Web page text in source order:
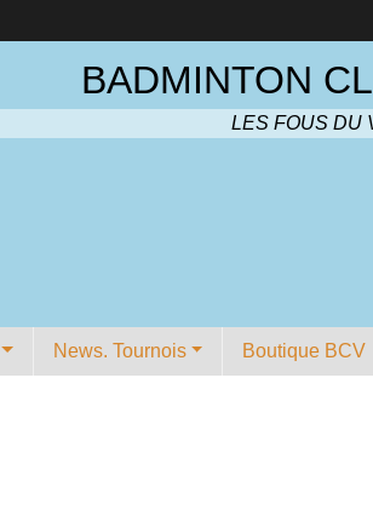
BADMINTON
LES FOUS DU
News. Tournois Boutique BCV